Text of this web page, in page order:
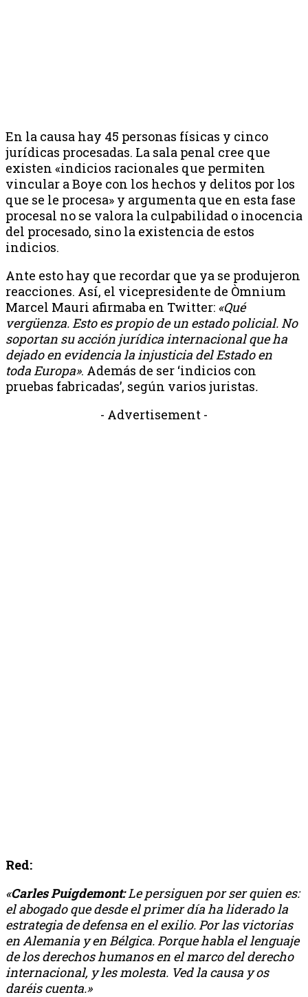
En la causa hay 45 personas físicas y cinco
jurídicas procesadas. La sala penal cree que
existen «indicios racionales que permiten
vincular a Boye con los hechos y delitos por los
que se le procesa» y argumenta que en esta fase
procesal no se valora la culpabilidad o inocencia
del procesado, sino la existencia de estos
indicios.
Ante esto hay que recordar que ya se produjeron
reacciones. Así, el vicepresidente de Òmnium
Marcel Mauri afirmaba en Twitter: «Qué
vergüenza. Esto es propio de un estado policial. No
soportan su acción jurídica internacional que ha
dejado en evidencia la injusticia del Estado en
toda Europa». Además de ser ‘indicios con
pruebas fabricadas’, según varios juristas.
- Advertisement -
Red:
«Carles Puigdemont:Le persiguen por ser quien es:
el abogado que desde el primer día ha liderado la
estrategia de defensa en el exilio. Por las victorias
en Alemania y en Bélgica. Porque habla el lenguaje
de los derechos humanos en el marco del derecho
internacional, y les molesta. Ved la causa y os
daréis cuenta.»